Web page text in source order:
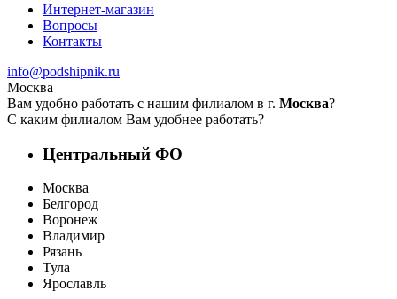
Интернет-магазин
Вопросы
Контакты
info@podshipnik.ru
Москва
Вам удобно работать с нашим филиалом в г. Москва?
С каким филиалом Вам удобнее работать?
Центральный ФО
Москва
Белгород
Воронеж
Владимир
Рязань
Тула
Ярославль